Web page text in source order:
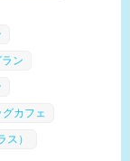
ン
グカフェ
）